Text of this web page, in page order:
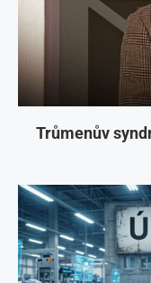
Trůmenův